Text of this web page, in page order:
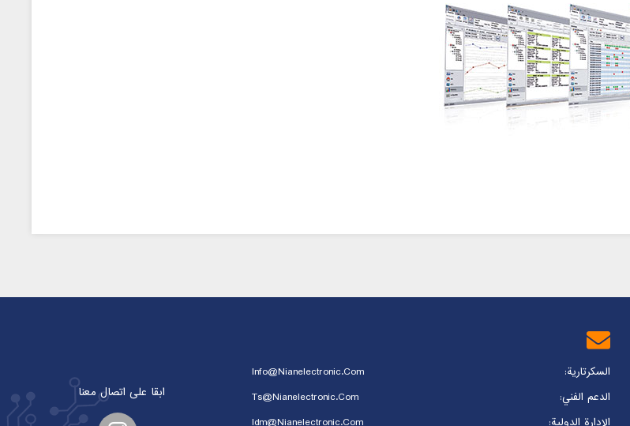
السكرتارية:
Info@nianelectronic.com
الدعم الفني:
Ts@nianelectronic.com
الإدارة الدولية:
Idm@nianelectronic.com
ابقا على اتصال معنا